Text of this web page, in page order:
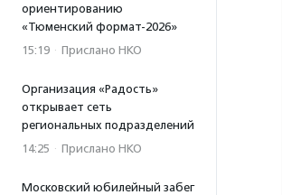
ориентированию
«Тюменский формат-2026»
15:19 · Прислано НКО
Организация «Радость»
открывает сеть
региональных подразделений
14:25 · Прислано НКО
Московский юбилейный забег